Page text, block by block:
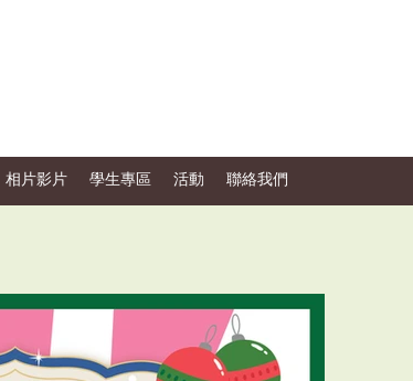
相片影片 學生專區 活動 聯絡我們